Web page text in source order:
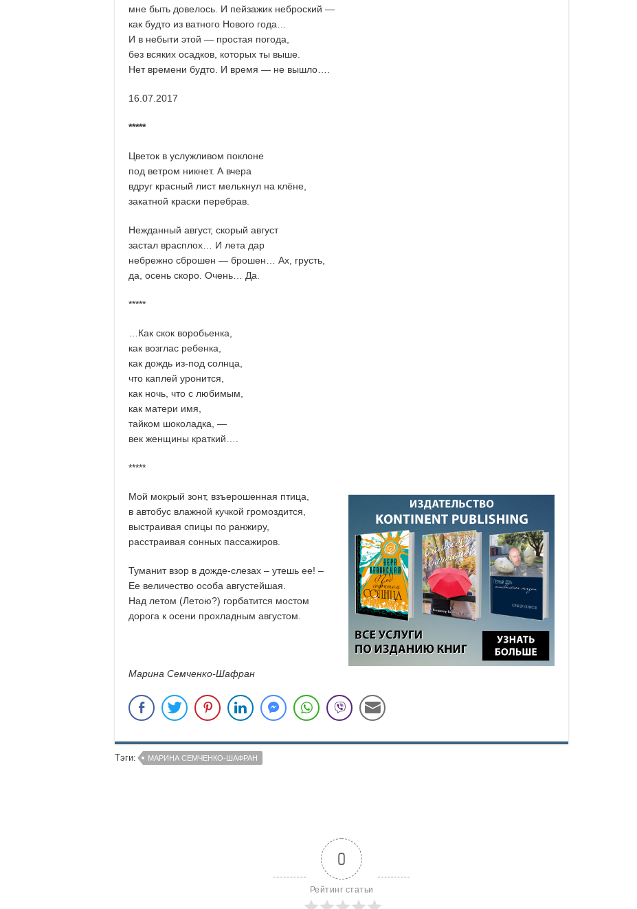
мне быть довелось. И пейзажик неброский —
как будто из ватного Нового года…
И в небыти этой — простая погода,
без всяких осадков, которых ты выше.
Нет времени будто. И время — не вышло….
16.07.2017
*****
Цветок в услужливом поклоне
под ветром никнет. А вчера
вдруг красный лист мелькнул на клёне,
закатной краски перебрав.
Нежданный август, скорый август
застал врасплох… И лета дар
небрежно сброшен — брошен… Ах, грусть,
да, осень скоро. Очень… Да.
*****
…Как скок воробьенка,
как возглас ребенка,
как дождь из-под солнца,
что каплей уронится,
как ночь, что с любимым,
как матери имя,
тайком шоколадка, —
век женщины краткий….
*****
Мой мокрый зонт, взъерошенная птица,
в автобус влажной кучкой громоздится,
выстраивая спицы по ранжиру,
расстраивая сонных пассажиров.
Туманит взор в дожде-слезах – утешь ее! –
Ее величество особа августейшая.
Над летом (Летою?) горбатится мостом
дорога к осени прохладным августом.
Марина Семченко-Шафран
Тэги: МАРИНА СЕМЧЕНКО-ШАФРАН
0
Рейтинг статьи